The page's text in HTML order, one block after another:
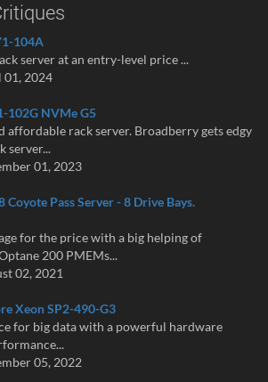
104A
server at an entry-level price ...
01, 2024
102G NVMe G5
affordable rack server. Broadberry gets edgy
server...
01, 2023
Coyote Pass Server - 8 Drive Bays.
for the price with a big helping of
200 PMEMs...
02, 2021
Xeon SP2-490-G3
for big data with a powerful hardware
05, 2022